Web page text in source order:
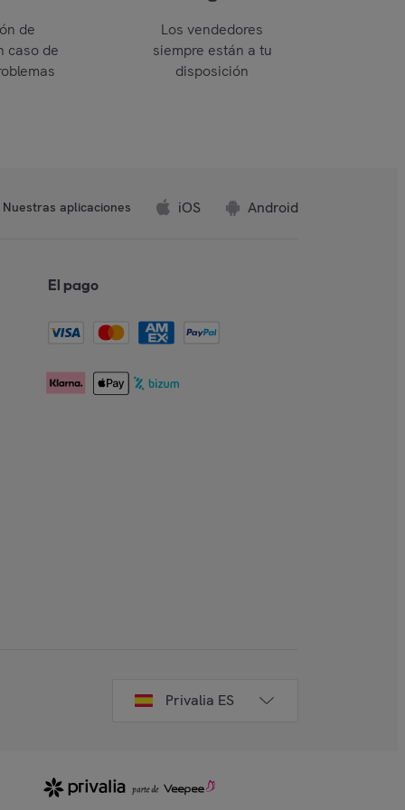
de
caso de
Los vendedores
siempre están a tu
disposición
Nuestras aplicaciones iOS Android
El pago
Privalia ES